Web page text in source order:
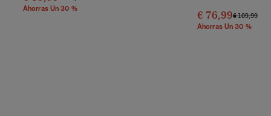
Ahorras Un 30 %
€ 76,99Precio
€ 109,99A
Ahorras Un 30 %